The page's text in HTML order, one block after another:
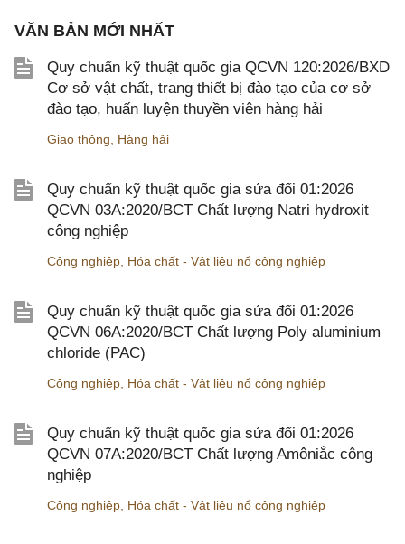
VĂN BẢN MỚI NHẤT
Quy chuẩn kỹ thuật quốc gia QCVN 120:2026/BXD
Cơ sở vật chất, trang thiết bị đào tạo của cơ sở
đào tạo, huấn luyện thuyền viên hàng hải
Giao thông Hàng hải
Quy chuẩn kỹ thuật quốc gia sửa đổi 01:2026
QCVN 03A:2020/BCT Chất lượng Natri hydroxit
công nghiệp
Công nghiệp Hóa chất - Vật liệu nổ công nghiệp
Quy chuẩn kỹ thuật quốc gia sửa đổi 01:2026
QCVN 06A:2020/BCT Chất lượng Poly aluminium
chloride (PAC)
Công nghiệp Hóa chất - Vật liệu nổ công nghiệp
Quy chuẩn kỹ thuật quốc gia sửa đổi 01:2026
QCVN 07A:2020/BCT Chất lượng Amôniắc công
nghiệp
Công nghiệp Hóa chất - Vật liệu nổ công nghiệp